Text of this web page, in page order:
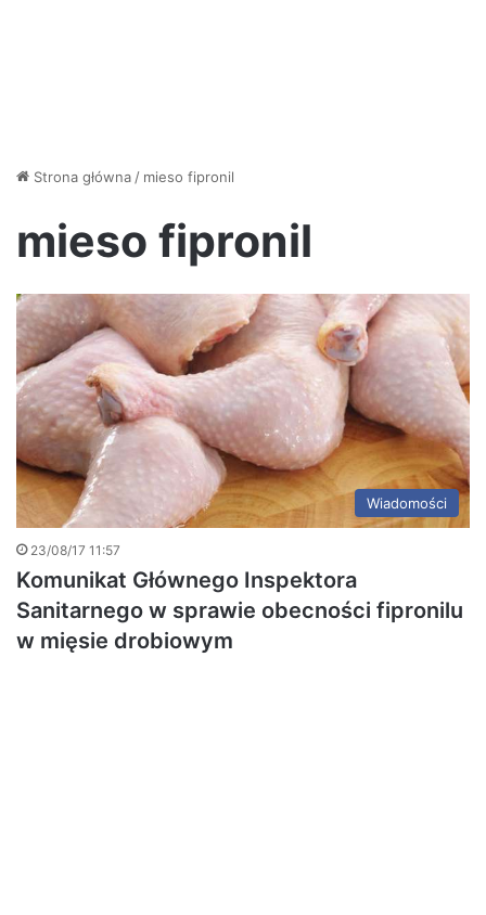
Strona główna / mieso fipronil
mieso fipronil
Wiadomości
23/08/17 11:57
Komunikat Głównego Inspektora
Sanitarnego w sprawie obecności fipronilu
w mięsie drobiowym